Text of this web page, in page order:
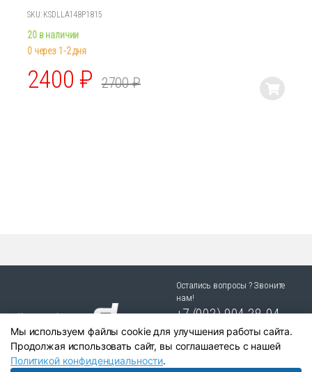
SKU: KSDLLA148P1815
20 в наличии
0 через 1-2 дня
2400₽ 2700₽
Остались вопросы ? Звоните
нам!
+7 (903) 904 38-94
г. Новосибирск, ул. Степная
25/1 к.1
Мы используем файлы cookie для улучшения работы сайта.
Продолжая использовать сайт, вы соглашаетесь с нашей
Политикой конфиденциальности.